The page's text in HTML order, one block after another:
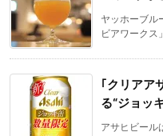
ヤッホーブル
ビアワークス
｢クリアア
る“ジョッ
アサヒビール